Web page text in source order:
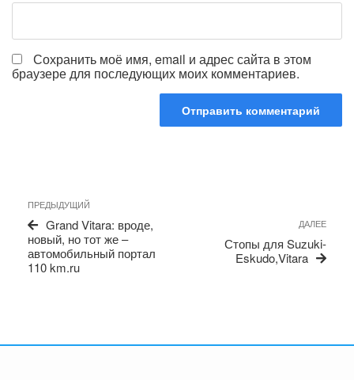
Сохранить моё имя, email и адрес сайта в этом
браузере для последующих моих комментариев.
по
записям
Предыдущая
запись
ПРЕДЫДУЩИЙ
Grand Vitara: вроде,
новый, но тот же –
автомобильный портал
110 km.ru
ДАЛЕЕ
Стопы для Suzuki-
Eskudo,Vitara